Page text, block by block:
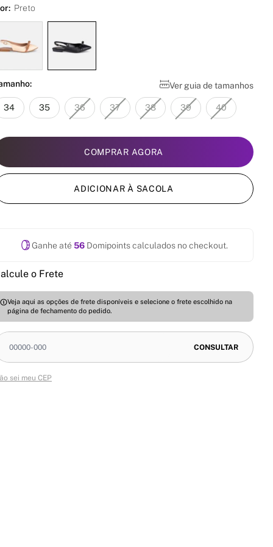
Preto
Ver guia de tamanhos
34 35 36 37 38 39 40
COMPRAR AGORA
ADICIONAR À SACOLA
Ganhe até 56Domipoints calculados no checkout.
o Frete
Veja aqui as opções de frete disponíveis e selecione o frete escolhido na
página de fechamento do pedido.
sei meu CEP